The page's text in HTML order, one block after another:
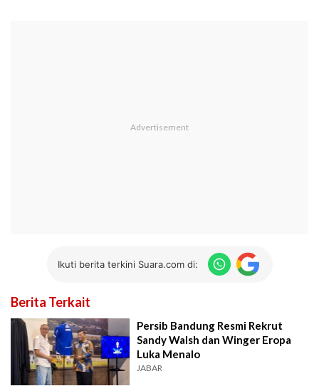
Ikuti berita terkini Suara.com di:
Berita Terkait
Persib Bandung Resmi Rekrut
Sandy Walsh dan Winger Eropa
Luka Menalo
JABAR